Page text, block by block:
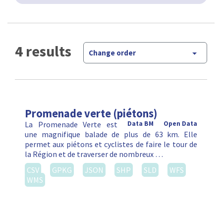
4 results Change order
Promenade verte (piétons)
Open Data
Data BM
La Promenade Verte est
une magnifique balade de plus de 63 km. Elle
permet aux piétons et cyclistes de faire le tour de
la Région et de traverser de nombreux …
CSV
GPKG JSON SHP SLD
WFS
WMS